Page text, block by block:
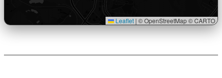
Leaflet | © OpenStreetMap © CARTO